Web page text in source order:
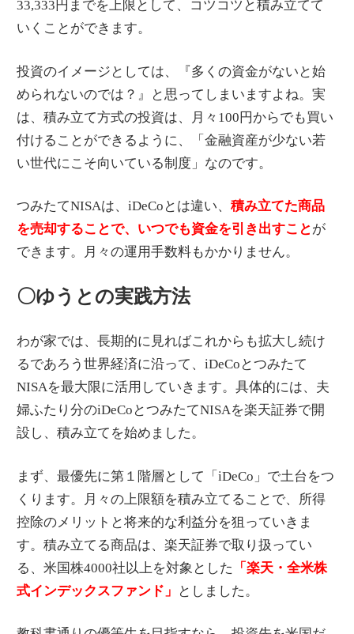
33,333円までを上限として、コツコツと積み立てて
いくことができます。
投資のイメージとしては、『多くの資金がないと始
められないのでは？』と思ってしまいますよね。実
は、積み立て方式の投資は、月々100円からでも買い
付けることができるように、「金融資産が少ない若
い世代にこそ向いている制度」なのです。
つみたてNISAは、iDeCoとは違い、積み立てた商品
を売却することで、いつでも資金を引き出すことが
できます。月々の運用手数料もかかりません。
〇ゆうとの実践方法
わが家では、長期的に見ればこれからも拡大し続け
るであろう世界経済に沿って、iDeCoとつみたて
NISAを最大限に活用していきます。具体的には、夫
婦ふたり分のiDeCoとつみたてNISAを楽天証券で開
設し、積み立てを始めました。
まず、最優先に第１階層として「iDeCo」で土台をつ
くります。月々の上限額を積み立てることで、所得
控除のメリットと将来的な利益分を狙っていきま
す。積み立てる商品は、楽天証券で取り扱ってい
る、米国株4000社以上を対象とした
「楽天・全米株
式インデックスファンド」
としました。